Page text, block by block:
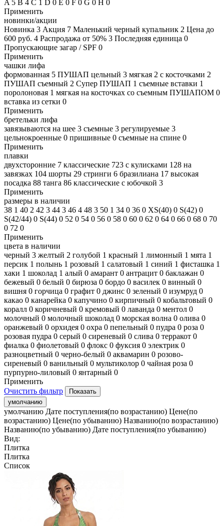
A 5 B 4 C 1 D 0 E 0 F 0 G 0 H 0
Применить
новинки/акции
Новинка 3 Акция 7 Маленький черный купальник 2 Цена до
600 руб. 4 Распродажа от 50% 3 Последняя единица 0
Пропускающие загар / SPF 0
Применить
чашки лифа
формованная 5 ПУШАП цельный 3 мягкая 2 с косточками 2
ПУШАП съемный 2 Супер ПУШАП 1 съемные вставки 1
поролоновая 1 мягкая на косточках со съемным ПУШАПОМ 0
вставка из сетки 0
Применить
бретельки лифа
завязываются на шее 3 съемные 3 регулируемые 3
цельнокроенные 0 пришивные 0 съемные на спине 0
Применить
плавки
двухсторонние 7 классические 723 с кулисками 128 на
завязках 104 шорты 29 стринги 6 бразилиана 17 высокая
посадка 88 танга 86 классические с юбочкой 3
Применить
размеры в наличии
38 1 40 2 42 3 44 3 46 4 48 3 50 1 34 0 36 0 XS(40) 0 S(42) 0
S(42/44) 0 S(44) 0 52 0 54 0 56 0 58 0 60 0 62 0 64 0 66 0 68 0 70
0 72 0
Применить
цвета в наличии
черный 3 желтый 2 голубой 1 красный 1 лимонный 1 мята 1
персик 1 полынь 1 розовый 1 салатовый 1 синий 1 фисташка 1
хаки 1 шоколад 1 алый 0 амарант 0 антрацит 0 баклажан 0
бежевый 0 белый 0 бирюза 0 бордо 0 василек 0 винный 0
вишня 0 горчица 0 графит 0 джинс 0 зеленый 0 изумруд 0
какао 0 канарейка 0 капучино 0 кирпичный 0 кобальтовый 0
коралл 0 коричневый 0 кремовый 0 лаванда 0 ментол 0
молочный 0 молочный шоколад 0 морская волна 0 олива 0
оранжевый 0 орхидея 0 охра 0 пепельный 0 пудра 0 роза 0
розовая пудра 0 серый 0 сиреневый 0 слива 0 терракот 0
фиалка 0 фиолетовый 0 флокс 0 фуксия 0 электрик 0
разноцветный 0 черно-белый 0 аквамарин 0 розово-
сиреневый 0 ванильный 0 мультиколор 0 чайная роза 0
пурпурно-лиловый 0 янтарный 0
Применить
Очистить фильтр
умолчанию
умолчанию Дате поступления(по возрастанию) Цене(по
возрастанию) Цене(по убыванию) Названию(по возрастанию)
Названию(по убыванию) Дате поступления(по убыванию)
Вид:
Плитка
Плитка
Список